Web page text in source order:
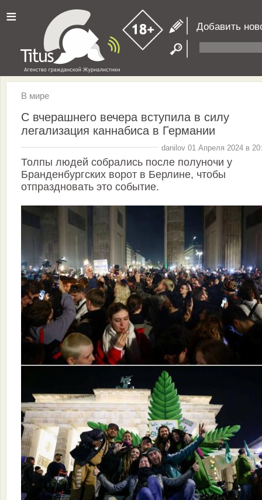
≡ Добавить
В мире
С вчерашнего вечера вступила в силу
легализация каннабиса в Германии
danilov 01 Апреля 2024 в
Толпы людей собрались после полуночи у
Бранденбургских ворот в Берлине, чтобы
отпраздновать это событие.